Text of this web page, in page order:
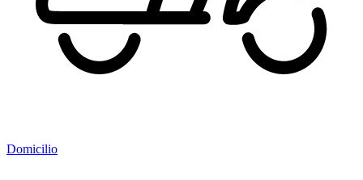
Domicilio